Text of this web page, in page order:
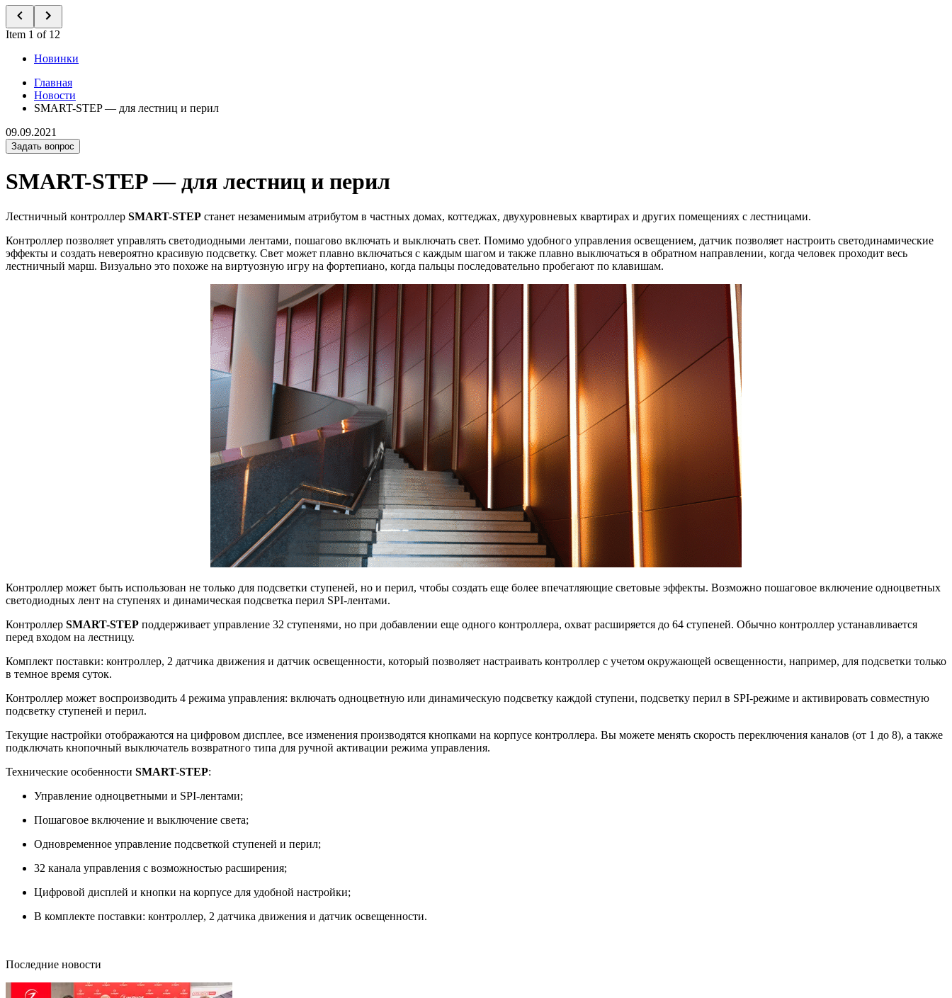
Item 1 of 12
Новинки
Главная
Новости
SMART-STEP — для лестниц и перил
09.09.2021
Задать вопрос
SMART-STEP — для лестниц и перил
Лестничный контроллер SMART-STEP станет незаменимым атрибутом в частных домах, коттеджах, двухуровневых квартирах и других помещениях с лестницами.
Контроллер позволяет управлять светодиодными лентами, пошагово включать и выключать свет. Помимо удобного управления освещением, датчик позволяет настроить светодинамические
эффекты и создать невероятно красивую подсветку. Свет может плавно включаться с каждым шагом и также плавно выключаться в обратном направлении, когда человек проходит весь
лестничный марш. Визуально это похоже на виртуозную игру на фортепиано, когда пальцы последовательно пробегают по клавишам.
Контроллер может быть использован не только для подсветки ступеней, но и перил, чтобы создать еще более впечатляющие световые эффекты. Возможно пошаговое включение одноцветных
светодиодных лент на ступенях и динамическая подсветка перил SPI-лентами.
Контроллер SMART-STEP поддерживает управление 32 ступенями, но при добавлении еще одного контроллера, охват расширяется до 64 ступеней. Обычно контроллер устанавливается
перед входом на лестницу.
Комплект поставки: контроллер, 2 датчика движения и датчик освещенности, который позволяет настраивать контроллер с учетом окружающей освещенности, например, для подсветки только
в темное время суток.
Контроллер может воспроизводить 4 режима управления: включать одноцветную или динамическую подсветку каждой ступени, подсветку перил в SPI-режиме и активировать совместную
подсветку ступеней и перил.
Текущие настройки отображаются на цифровом дисплее, все изменения производятся кнопками на корпусе контроллера. Вы можете менять скорость переключения каналов (от 1 до 8), а также
подключать кнопочный выключатель возвратного типа для ручной активации режима управления.
Технические особенности SMART-STEP:
Управление одноцветными и SPI-лентами;
Пошаговое включение и выключение света;
Одновременное управление подсветкой ступеней и перил;
32 канала управления с возможностью расширения;
Цифровой дисплей и кнопки на корпусе для удобной настройки;
В комплекте поставки: контроллер, 2 датчика движения и датчик освещенности.
Последние новости